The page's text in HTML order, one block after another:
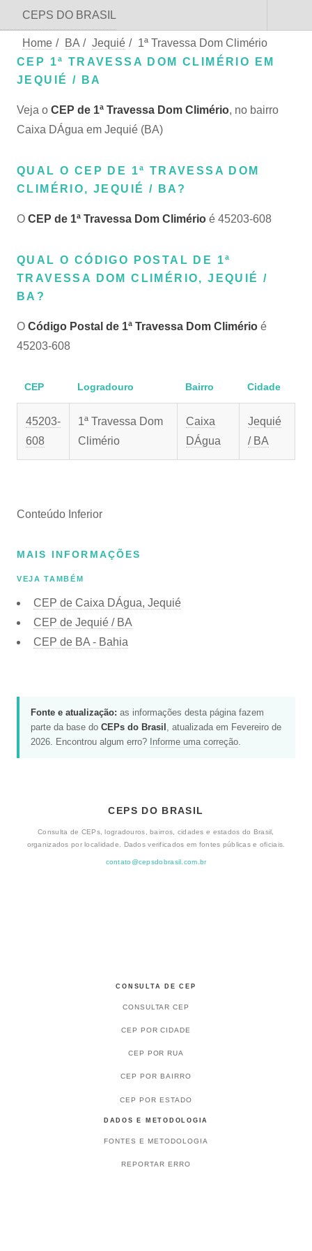
CEPS DO BRASIL
Home / BA / Jequié / 1ª Travessa Dom Climério
CEP 1ª TRAVESSA DOM CLIMÉRIO EM
JEQUIÉ / BA
Veja o CEP de 1ª Travessa Dom Climério, no bairro
Caixa DÁgua em Jequié (BA)
QUAL O CEP DE 1ª TRAVESSA DOM
CLIMÉRIO, JEQUIÉ / BA?
O CEP de 1ª Travessa Dom Climério é 45203-608
QUAL O CÓDIGO POSTAL DE 1ª
TRAVESSA DOM CLIMÉRIO, JEQUIÉ /
BA?
O Código Postal de 1ª Travessa Dom Climério é
45203-608
CEP Logradouro Bairro Cidade
45203-
608
1ª Travessa Dom
Climério
Caixa
DÁgua
Jequié
/ BA
Conteúdo Inferior
MAIS INFORMAÇÕES
VEJA TAMBÉM
CEP de Caixa DÁgua, Jequié
CEP de Jequié / BA
CEP de BA - Bahia
Fonte e atualização: as informações desta página fazem
parte da base do CEPs do Brasil , atualizada em Fevereiro de
2026. Encontrou algum erro? Informe uma correção.
CEPS DO BRASIL
Consulta de CEPs, logradouros, bairros, cidades e estados do Brasil,
organizados por localidade. Dados verificados em fontes públicas e oficiais.
contato@cepsdobrasil.com.br
CONSULTA DE CEP
CONSULTAR CEP
CEP POR CIDADE
CEP POR RUA
CEP POR BAIRRO
CEP POR ESTADO
DADOS E METODOLOGIA
FONTES E METODOLOGIA
REPORTAR ERRO